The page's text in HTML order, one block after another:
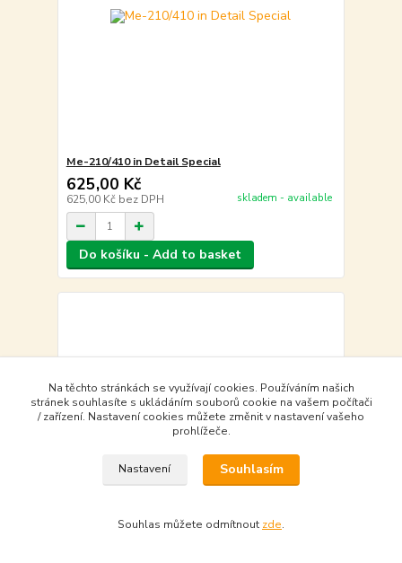
Me-210/410 in Detail Special
625,00 Kč
625,00 Kč bez DPH skladem - available
Do košíku - Add to basket
Na těchto stránkách se využívají cookies. Používáním našich
stránek souhlasíte s ukládáním souborů cookie na vašem počítači
/ zařízení. Nastavení cookies můžete změnit v nastavení vašeho
prohlížeče.
Nastavení Souhlasím
Souhlas můžete odmítnout zde.